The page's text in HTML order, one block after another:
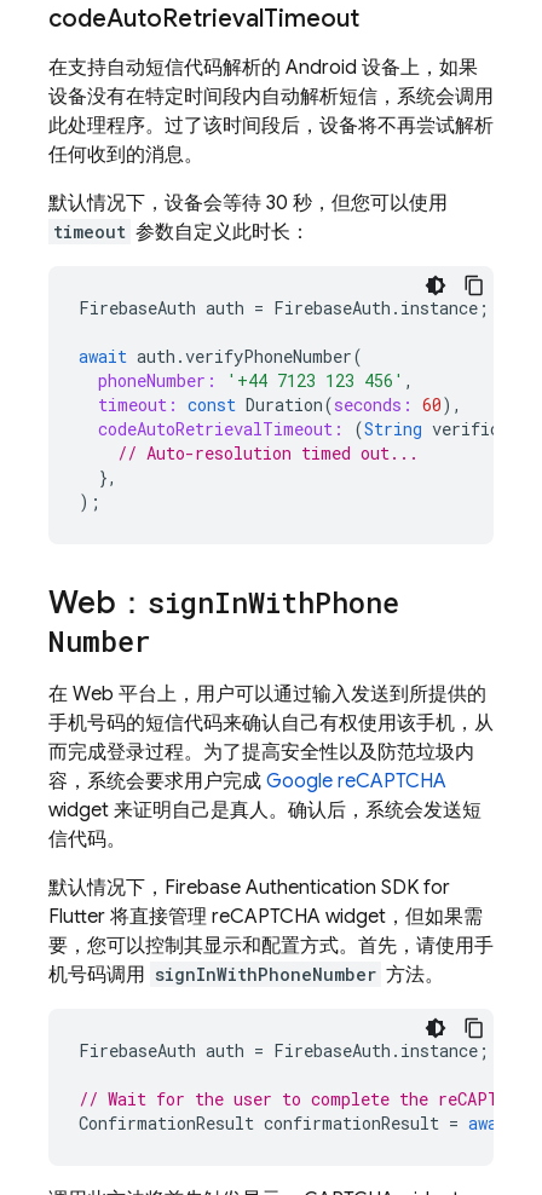
codeAutoRetrievalTimeout
在支持自动短信代码解析的 Android 设备上，如果
设备没有在特定时间段内自动解析短信，系统会调用
此处理程序。过了该时间段后，设备将不再尝试解析
任何收到的消息。
默认情况下，设备会等待 30 秒，但您可以使用
timeout 参数自定义此时长：
FirebaseAuth auth = FirebaseAuth . instance ;
await auth .verifyPhoneNumber(
phoneNumber:
'+44 7123 123 456' ,
timeout: const Duration(seconds: 60),
codeAutoRetrievalTimeout:
(String
// Auto-resolution timed out...
},
);
Web： signInWithPhone
Number
在 Web 平台上，用户可以通过输入发送到所提供的
手机号码的短信代码来确认自己有权使用该手机，从
而完成登录过程。为了提高安全性以及防范垃圾内
容，系统会要求用户完成 Google reCAPTCHA
widget 来证明自己是真人。确认后，系统会发送短
信代码。
默认情况下，Firebase Authentication SDK for
Flutter 将直接管理 reCAPTCHA widget，但如果需
要，您可以控制其显示和配置方式。首先，请使用手
机号码调用 signInWithPhoneNumber 方法。
FirebaseAuth auth = FirebaseAuth . instance ;
// Wait for the user to complete the reCAPTCHA
ConfirmationResult confirmationResult = await